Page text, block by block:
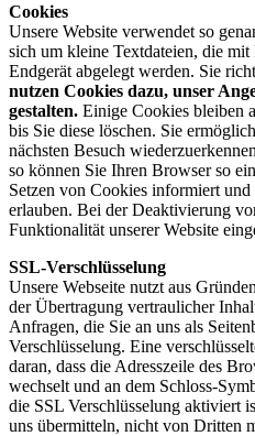
Cookies
Unsere Website verwendet so
sich um kleine Textdateien, die
Endgerät abgelegt werden. Sie
nutzen Cookies dazu, unser
gestalten. Einige Cookies bleiben
bis Sie diese löschen. Sie
nächsten Besuch
so können Sie Ihren Browser so
Setzen von Cookies informiert
erlauben. Bei der Deaktivierung
Funktionalität unserer Website
SSL-Verschlüsselung
Unsere Webseite nutzt aus
der Übertragung vertraulicher
Anfragen, die Sie an uns als
Verschlüsselung. Eine
daran, dass die Adresszeile des
wechselt und an dem Schloss-
die SSL Verschlüsselung aktiviert
uns übermitteln, nicht von Dritten